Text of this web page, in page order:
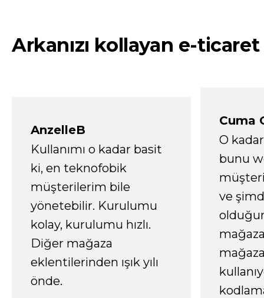
Arkanızı kollayan e-ticaret
AnzelleB
Kullanımı o kadar basit
ki, en teknofobik
müşterilerim bile
yönetebilir. Kurulumu
kolay, kurulumu hızlı.
Diğer mağaza
eklentilerinden ışık yılı
önde.
Cuma
O
bunu
ve